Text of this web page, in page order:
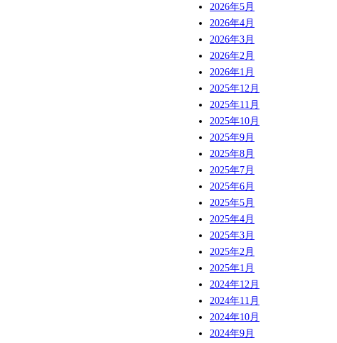
2026年5月
2026年4月
2026年3月
2026年2月
2026年1月
2025年12月
2025年11月
2025年10月
2025年9月
2025年8月
2025年7月
2025年6月
2025年5月
2025年4月
2025年3月
2025年2月
2025年1月
2024年12月
2024年11月
2024年10月
2024年9月